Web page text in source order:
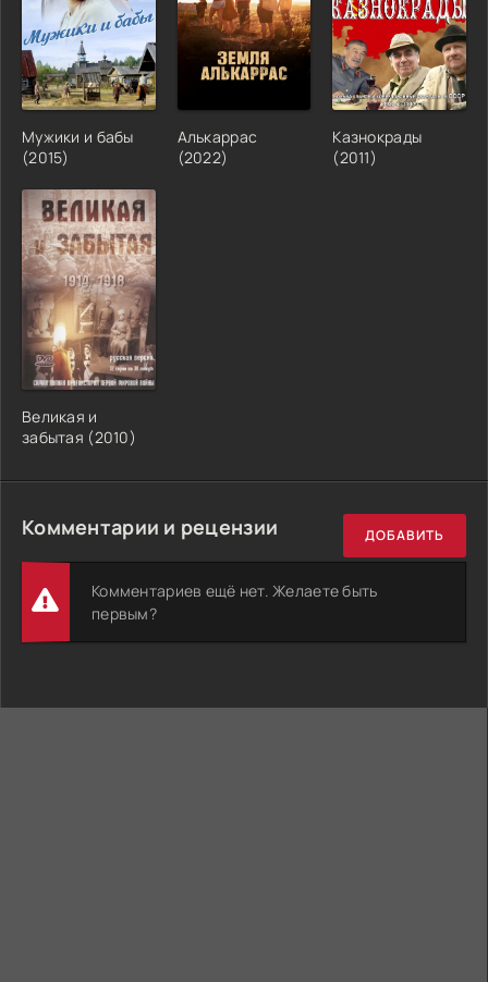
Мужики и бабы
(2015)
Алькаррас
(2022)
Казнокрады
(2011)
Великая и
забытая (2010)
Комментарии и рецензии ДОБАВИТЬ
Комментариев ещё нет. Желаете быть
первым?